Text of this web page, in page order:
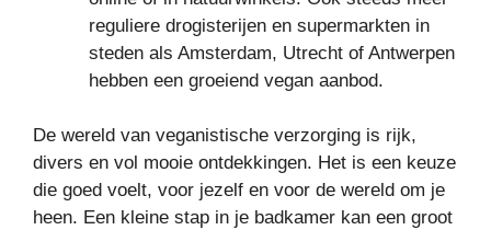
reguliere drogisterijen en supermarkten in
steden als Amsterdam, Utrecht of Antwerpen
hebben een groeiend vegan aanbod.
De wereld van veganistische verzorging is rijk,
divers en vol mooie ontdekkingen. Het is een keuze
die goed voelt, voor jezelf en voor de wereld om je
heen. Een kleine stap in je badkamer kan een groot